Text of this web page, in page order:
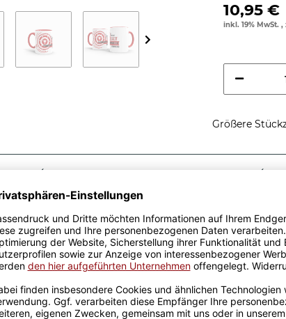
10,95 €
inkl. 19% MwSt. ,
Größere
beste
- ist eine tolle Geschenkidee.
Keramik wurden mit viel
Passende